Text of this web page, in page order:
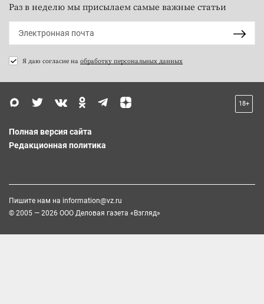
Раз в неделю мы присылаем самые важные статьи
Я даю согласие на обработку персональных данных
18+
Полная версия сайта
Редакционная политика
Пишите нам на information@vz.ru
© 2005 — 2026 ООО Деловая газета «Взгляд»